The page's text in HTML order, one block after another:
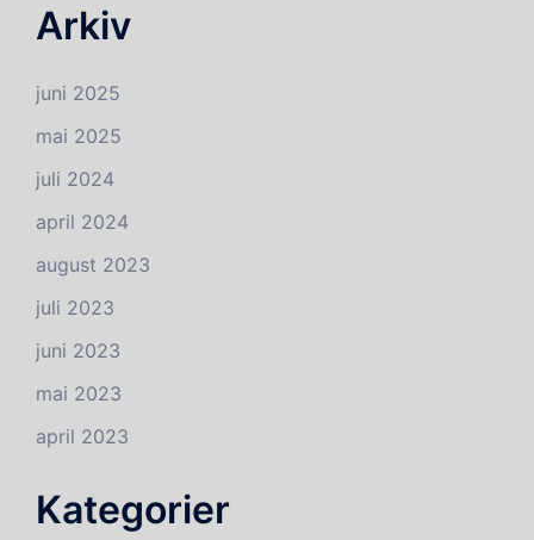
Arkiv
juni 2025
mai 2025
juli 2024
april 2024
august 2023
juli 2023
juni 2023
mai 2023
april 2023
Kategorier